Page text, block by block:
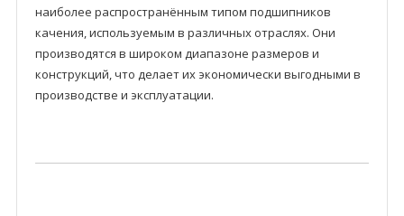
наиболее распространённым типом подшипников
качения, используемым в различных отраслях. Они
производятся в широком диапазоне размеров и
конструкций, что делает их экономически выгодными в
производстве и эксплуатации.